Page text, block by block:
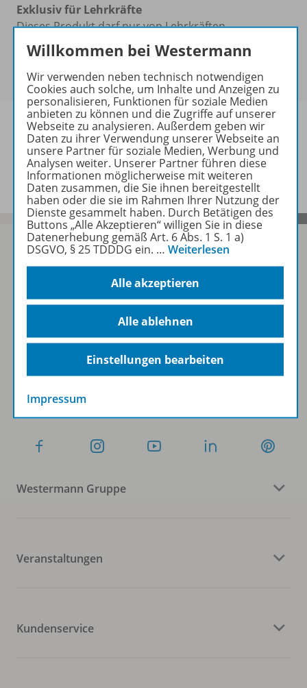
Exklusiv für Lehrkräfte
Dieses Produkt darf nur von Lehrkräften,
Referendaren/Referendarinnen und Erzieher/-innen
erworben werden. Bittemelden Sie sich mit Ihrem
Benutzerkonto an.
Informationen
Zum Newsletter anmelden
Westermann Gruppe
Veranstaltungen
Kundenservice
Willkommen bei Westermann
Wir verwenden neben technisch notwendigen
Cookies auch solche, um Inhalte und Anzeigen zu
personalisieren, Funktionen für soziale Medien
anbieten zu können und die Zugriffe auf unserer
Webseite zu analysieren. Außerdem geben wir
Daten zu ihrer Verwendung unserer Webseite an
unsere Partner für soziale Medien, Werbung und
Analysen weiter. Unserer Partner führen diese
Informationen möglicherweise mit weiteren
Daten zusammen, die Sie ihnen bereitgestellt
haben oder die sie im Rahmen Ihrer Nutzung der
Dienste gesammelt haben. Durch Betätigen des
Buttons „Alle Akzeptieren“ willigen Sie in diese
Datenerhebung gemäß Art. 6 Abs. 1 S. 1 a)
DSGVO, § 25 TDDDG ein. … Weiterlesen
Alle akzeptieren
Alle ablehnen
Einstellungen bearbeiten
Impressum